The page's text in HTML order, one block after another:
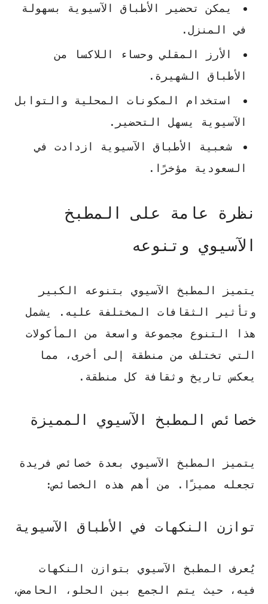
يمكن تحضير الأطباق الآسيوية بسهولة
في المنزل.
الأرز المقلي وحساء اللاكسا من
الأطباق الشهيرة.
استخدام المكونات المحلية والتوابل
الآسيوية يسهل التحضير.
شعبية الأطباق الآسيوية ازدادت في
السعودية مؤخرًا.
نظرة عامة على المطبخ
الآسيوي وتنوعه
يتميز المطبخ الآسيوي بتنوعه الكبير
وتأثير الثقافات المختلفة عليه. يشمل
هذا التنوع مجموعة واسعة من المأكولات
التي تختلف من منطقة إلى أخرى، مما
يعكس تاريخ وثقافة كل منطقة.
خصائص المطبخ الآسيوي المميزة
يتميز المطبخ الآسيوي بعدة خصائص فريدة
تجعله مميزًا. من أهم هذه الخصائص:
توازن النكهات في الأطباق الآسيوية
يُعرف المطبخ الآسيوي بتوازن النكهات
فيه، حيث يتم الجمع بين الحلو، الحامض،